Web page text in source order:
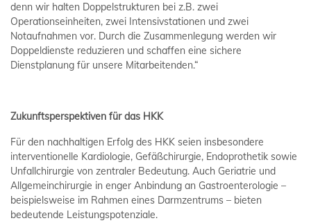
denn wir halten Doppelstrukturen bei z.B. zwei
Operationseinheiten, zwei Intensivstationen und zwei
Notaufnahmen vor. Durch die Zusammenlegung werden wir
Doppeldienste reduzieren und schaffen eine sichere
Dienstplanung für unsere Mitarbeitenden.“
Zukunftsperspektiven für das HKK
Für den nachhaltigen Erfolg des HKK seien insbesondere
interventionelle Kardiologie, Gefäßchirurgie, Endoprothetik sowie
Unfallchirurgie von zentraler Bedeutung. Auch Geriatrie und
Allgemeinchirurgie in enger Anbindung an Gastroenterologie –
beispielsweise im Rahmen eines Darmzentrums – bieten
bedeutende Leistungspotenziale.